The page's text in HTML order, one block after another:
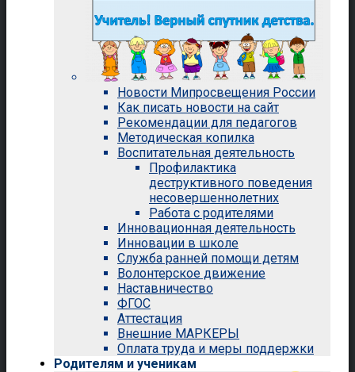
Новости Мипросвещения России
Как писать новости на сайт
Рекомендации для педагогов
Методическая копилка
Воспитательная деятельность
Профилактика
деструктивного поведения
несовершеннолетних
Работа с родителями
Инновационная деятельность
Инновации в школе
Служба ранней помощи детям
Волонтерское движение
Наставничество
ФГОС
Аттестация
Внешние МАРКЕРЫ
Оплата труда и меры поддержки
Родителям и ученикам